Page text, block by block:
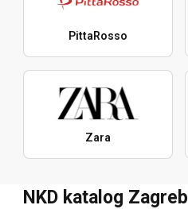
PittaRosso
Zara
NKD katalog Zagreb